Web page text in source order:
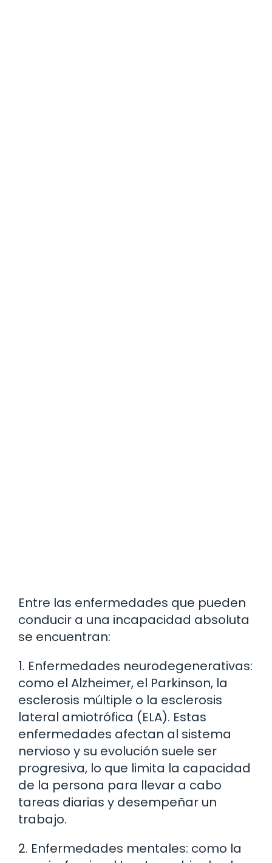
Entre las enfermedades que pueden
conducir a una incapacidad absoluta
se encuentran:
1. Enfermedades neurodegenerativas:
como el Alzheimer, el Parkinson, la
esclerosis múltiple o la esclerosis
lateral amiotrófica (ELA). Estas
enfermedades afectan al sistema
nervioso y su evolución suele ser
progresiva, lo que limita la capacidad
de la persona para llevar a cabo
tareas diarias y desempeñar un
trabajo.
2. Enfermedades mentales: como la